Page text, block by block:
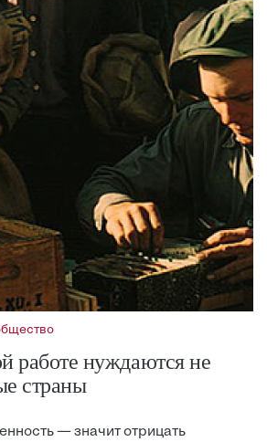
работе нуждаются не
страны
— значит отрицать